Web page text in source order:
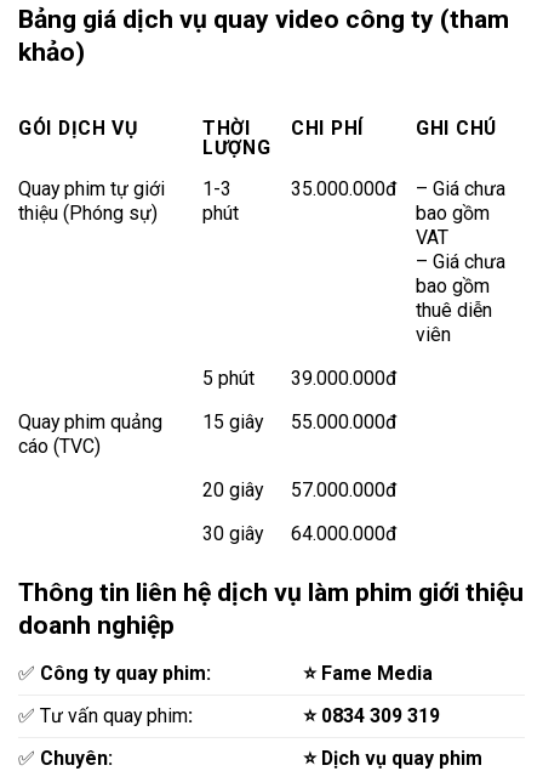
Bảng giá dịch vụ quay video công ty (tham
khảo)
GÓI DỊCH VỤ
THỜI
LƯỢNG
CHI PHÍ GHI CHÚ
Quay phim tự giới
thiệu (Phóng sự)
1-3
phút
35.000.000đ
– Giá chưa
bao gồm
VAT
– Giá chưa
bao gồm
thuê diễn
viên
5 phút
39.000.000đ
Quay phim quảng
cáo (TVC)
15 giây 55.000.000đ
20 giây
57.000.000đ
30 giây
64.000.000đ
Thông tin liên hệ dịch vụ làm phim giới thiệu
doanh nghiệp
‎✅ Công ty quay phim:
⭐ Fame Media
✅ Tư vấn quay phim:
⭐ 0834 309 319
✅ Chuyên:
⭐ Dịch vụ quay phim